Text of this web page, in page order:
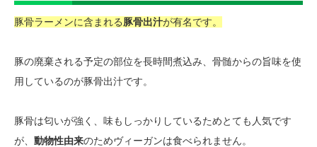
豚骨ラーメンに含まれる豚骨出汁が有名です。
豚の廃棄される予定の部位を長時間煮込み、骨髄からの旨味を使
用しているのが豚骨出汁です。
豚骨は匂いが強く、味もしっかりしているためとても人気です
が、 動物性由来のためヴィーガンは食べられません。